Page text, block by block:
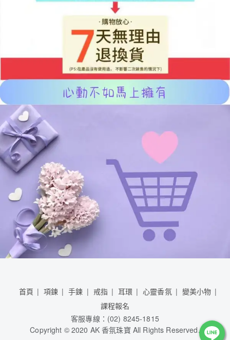
首頁 項鍊 手鍊 戒指 耳環 心靈香氛
變美小物
課程報名
客服專線：(02) 8245-1815
Copyright © 2020 AK 香氛珠寶 All Rights Reserved.